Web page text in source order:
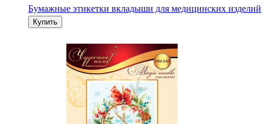
Бумажные этикетки вкладыши для медицинских изделий